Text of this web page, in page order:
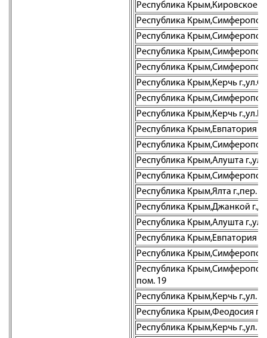
Республика Крым,Кировское
Республика
Республика
Республика Крым,Симферополь
Республика
Республика Крым,Керчь
Республика
Республика Крым,Керчь
Республика Крым,Евпатория
Республика Крым,Симферополь
Республика Крым,Алушта г.,ул.
Республика
Республика Крым,Ялта г.,пер.
Республика Крым,Джанкой
Республика Крым,Алушта г.,ул.
Республика Крым,Евпатория
Республика
Республика
пом. 19
Республика Крым,Керчь г.,ул.
Республика Крым,Феодосия
Республика Крым,Керчь г.,ул.